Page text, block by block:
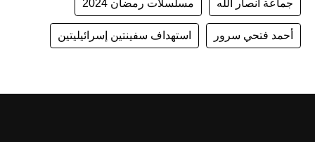
جماعة أنصار الله مسلسلات رمضان 2024
أحمد فتحي سرور استهداف سفينتين إسرائيليتين